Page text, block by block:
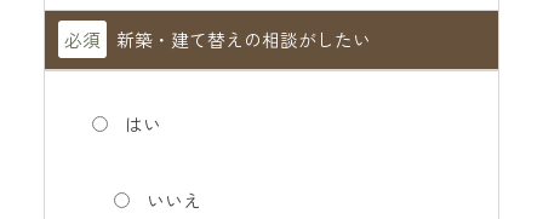
必須 新築・建て替えの相談がしたい
はい
いいえ